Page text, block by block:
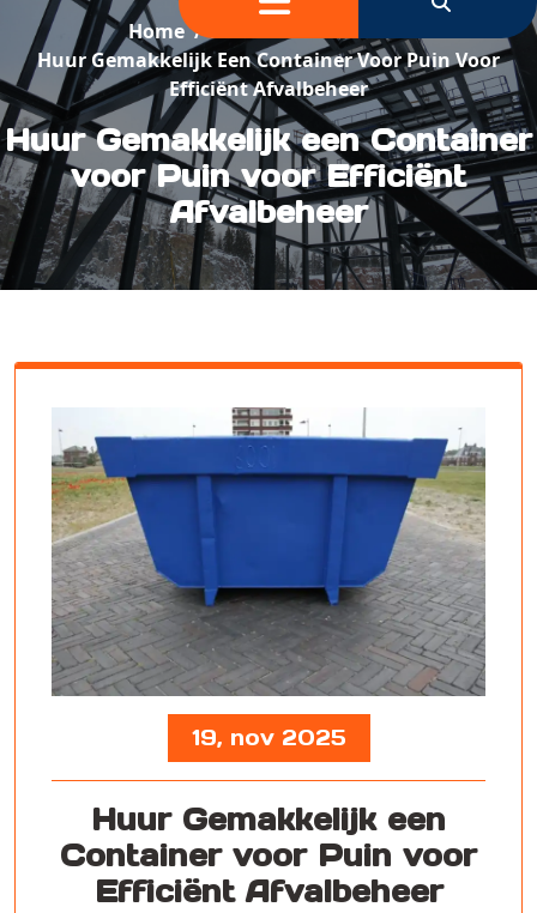
Home/Container Verhuur
Huur Gemakkelijk Een Container Voor Puin Voor
Efficiënt Afvalbeheer
Huur Gemakkelijk een Container
voor Puin voor Efficiënt
Afvalbeheer
19, nov 2025
Huur Gemakkelijk een
Container voor Puin voor
Efficiënt Afvalbeheer